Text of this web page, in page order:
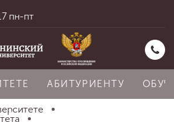
пн-пт
АБИТУРИЕНТУ